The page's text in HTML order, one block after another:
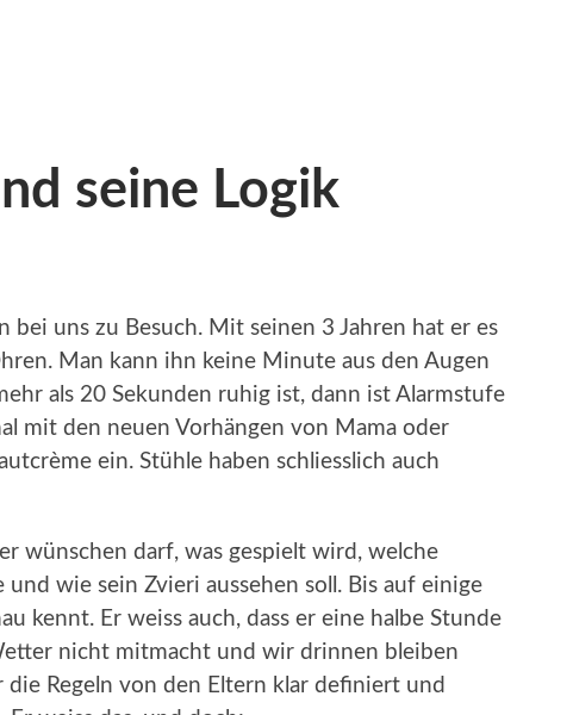
seine Logik
bei uns zu Besuch. Mit seinen 3 Jahren hat er es
Man kann ihn keine Minute aus den Augen
als 20 Sekunden ruhig ist, dann ist Alarmstufe
mit den neuen Vorhängen von Mama oder
ein. Stühle haben schliesslich auch
wünschen darf, was gespielt wird, welche
wie sein Zvieri aussehen soll. Bis auf einige
kennt. Er weiss auch, dass er eine halbe Stunde
nicht mitmacht und wir drinnen bleiben
die Regeln von den Eltern klar definiert und